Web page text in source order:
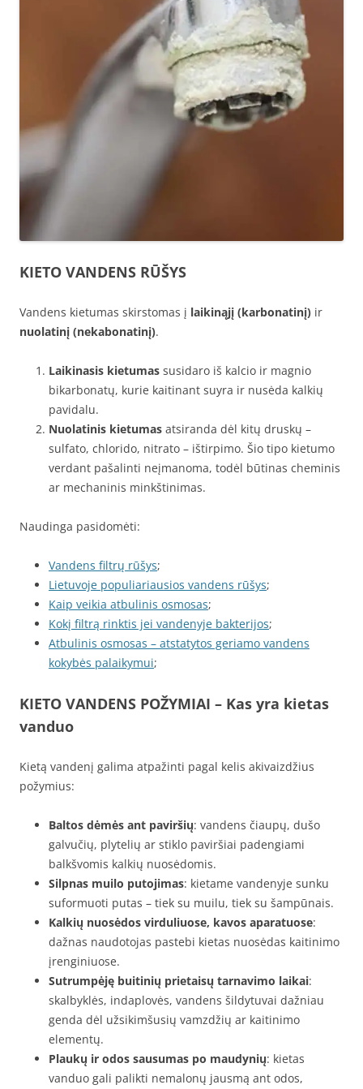
KIETO VANDENS RŪŠYS
Vandens kietumas skirstomas į laikinąjį (karbonatinį) ir
nuolatinį (nekabonatinį).
Laikinasis kietumas susidaro iš kalcio ir magnio
bikarbonatų, kurie kaitinant suyra ir nusėda kalkių
pavidalu.
Nuolatinis kietumas atsiranda dėl kitų druskų –
sulfato, chlorido, nitrato – ištirpimo. Šio tipo kietumo
verdant pašalinti neįmanoma, todėl būtinas cheminis
ar mechaninis minkštinimas.
Naudinga pasidomėti:
Vandens filtrų rūšys;
Lietuvoje populiariausios vandens rūšys;
Kaip veikia atbulinis osmosas;
Kokį filtrą rinktis jei vandenyje bakterijos;
Atbulinis osmosas – atstatytos geriamo vandens
kokybės palaikymui;
KIETO VANDENS POŽYMIAI – Kas yra kietas
vanduo
Kietą vandenį galima atpažinti pagal kelis akivaizdžius
požymius:
Baltos dėmės ant paviršių: vandens čiaupų, dušo
galvučių, plytelių ar stiklo paviršiai padengiami
balkšvomis kalkių nuosėdomis.
Silpnas muilo putojimas: kietame vandenyje sunku
suformuoti putas – tiek su muilu, tiek su šampūnais.
Kalkių nuosėdos virduliuose, kavos aparatuose:
dažnas naudotojas pastebi kietas nuosėdas kaitinimo
įrenginiuose.
Sutrumpėję buitinių prietaisų tarnavimo laikai:
skalbyklės, indaplovės, vandens šildytuvai dažniau
genda dėl užsikimšusių vamzdžių ar kaitinimo
elementų.
Plaukų ir odos sausumas po maudynių: kietas
vanduo gali palikti nemalonų jausmą ant odos,